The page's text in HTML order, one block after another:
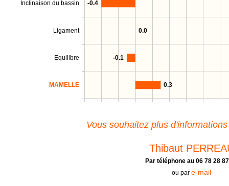
MAMELLE
Equilibre
Ligament
Inclinaison du bassin -0.4
0.0
-0.1
0.3
Vous souhaitez plus
Thibaut
Par téléphone au 06 78 28
ou pare-mail